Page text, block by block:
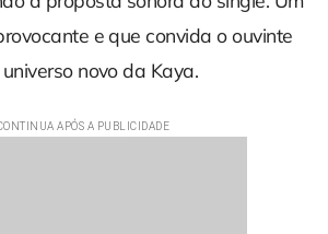
e que convida o ouvinte
novo da Kaya.